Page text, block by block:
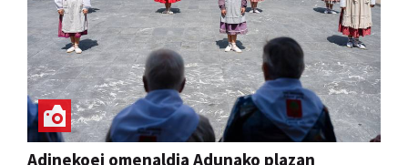
Adinekoei omenaldia Adunako plazan